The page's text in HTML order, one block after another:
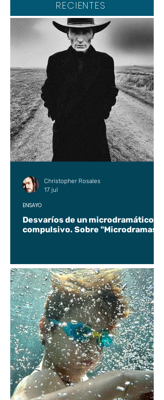
RECIENTES
Desvaríos de un microdramático
compulsivo. Sobre "Microdramas".
ENSAYO
Christopher Rosales
17 jul